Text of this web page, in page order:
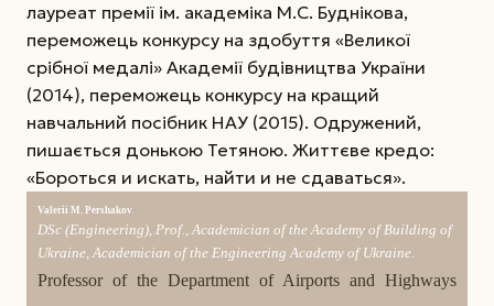
лауреат премії ім. академіка М.С. Буднікова,
переможець конкурсу на здобуття «Великої
срібної медалі» Академії будівництва України
(2014), переможець конкурсу на кращий
навчальний посібник НАУ (2015). Одружений,
пишається донькою Тетяною. Життєве кредо:
«Бороться и искать, найти и не сдаваться».
Valerii M. Pershakov
DSc (Engineering), Prof., Academician of the Aca­demy of Building of
Ukraine, Academician of the Engineering Academy of Ukraine.
Professor of the Department of Airports and Highways